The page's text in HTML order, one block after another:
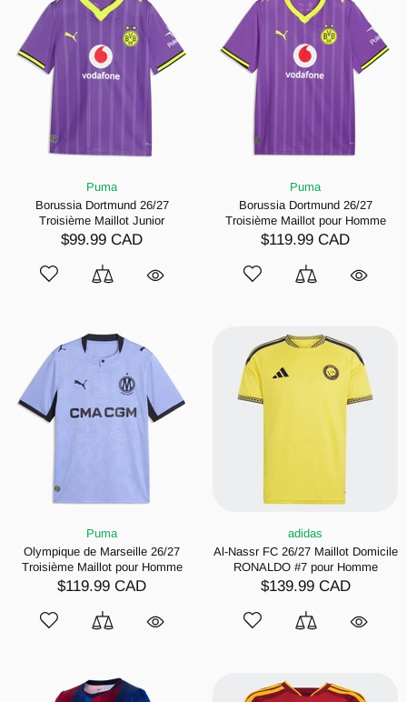
Puma
Borussia Dortmund 26/27
Troisième Maillot Junior
$99.99 CAD
Puma
Borussia Dortmund 26/27
Troisième Maillot pour Homme
$119.99 CAD
Puma
Olympique de Marseille 26/27
Troisième Maillot pour Homme
$119.99 CAD
adidas
Al-Nassr FC 26/27 Maillot Domicile
RONALDO #7 pour Homme
$139.99 CAD